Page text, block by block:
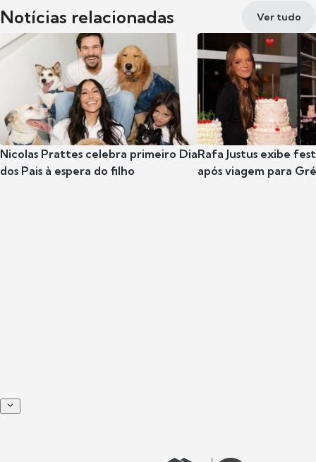
Notícias relacionadas Ver tudo
Nicolas Prattes celebra primeiro Dia
dos Pais à espera do filho
Rafa Justus exibe
após viagem para